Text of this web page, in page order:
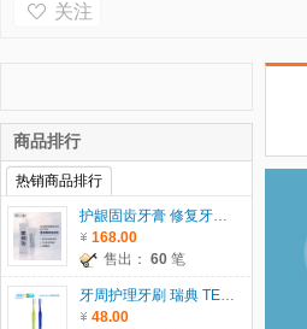
关注
商品排行
热销商品排行
护龈固齿牙膏 修复牙龈 60g
168.00
售出： 60 笔
牙周护理牙刷 瑞典 TEPE
48.00